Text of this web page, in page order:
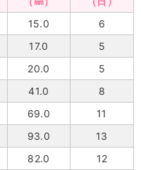
15.0
6
17.0
5
20.0
5
41.0
8
69.0
11
93.0
13
82.0
12